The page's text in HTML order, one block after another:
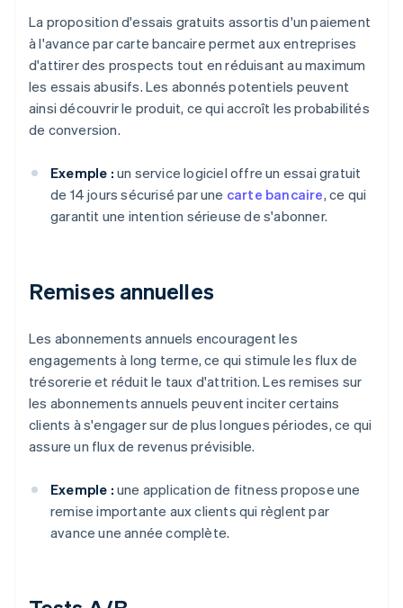
La proposition d'essais gratuits assortis d'un paiement
à l'avance par carte bancaire permet aux entreprises
d'attirer des prospects tout en réduisant au maximum
les essais abusifs. Les abonnés potentiels peuvent
ainsi découvrir le produit, ce qui accroît les probabilités
de conversion.
Exemple : un service logiciel offre un essai gratuit
de 14 jours sécurisé par une carte bancaire, ce qui
garantit une intention sérieuse de s'abonner.
Remises annuelles
Les abonnements annuels encouragent les
engagements à long terme, ce qui stimule les flux de
trésorerie et réduit le taux d'attrition. Les remises sur
les abonnements annuels peuvent inciter certains
clients à s'engager sur de plus longues périodes, ce qui
assure un flux de revenus prévisible.
Exemple : une application de fitness propose une
remise importante aux clients qui règlent par
avance une année complète.